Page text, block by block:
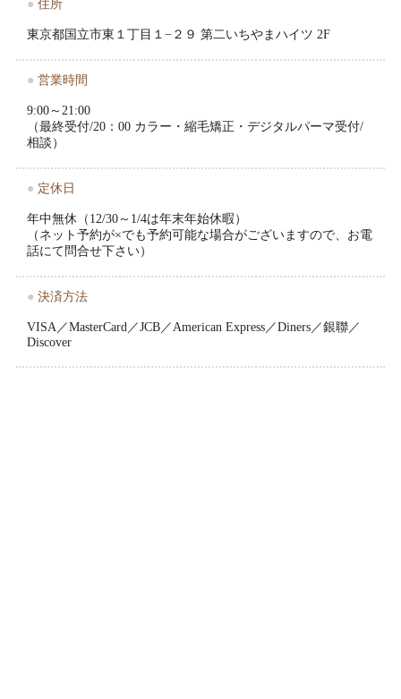
● 住所
東京都国立市東１丁目１−２９ 第二いちやまハイツ 2F
● 営業時間
9:00～21:00
（最終受付/20：00 カラー・縮毛矯正・デジタルパーマ受付/
相談）
● 定休日
年中無休（12/30～1/4は年末年始休暇）
（ネット予約が×でも予約可能な場合がございますので、お電
話にて問合せ下さい）
● 決済方法
VISA／MasterCard／JCB／American Express／Diners／銀聯／
Discover